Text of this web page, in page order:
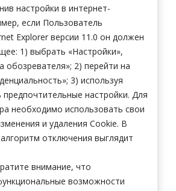
настройки в интернет-
если Пользователь
Explorer версии 11.0 он должен
1) выбрать «Настройки»,
обозревателя»; 2) перейти на
3) используя
настройки. Для
необходимо использовать свои
и удаления Cookie. В
отключения выглядит
внимание, что
возможности